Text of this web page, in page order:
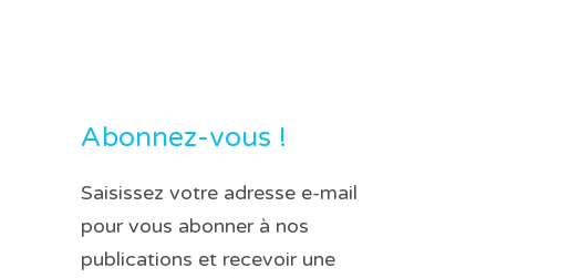
Abonnez-vous !
Saisissez votre adresse e-mail
pour vous abonner à nos
publications et recevoir une